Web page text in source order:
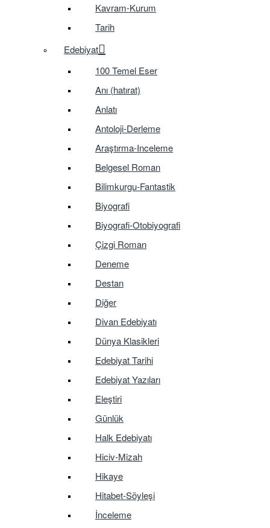
Kavram-Kurum
Tarih
Edebiyat
100 Temel Eser
Anı (hatırat)
Anlatı
Antoloji-Derleme
Araştırma-Inceleme
Belgesel Roman
Bilimkurgu-Fantastik
Biyografi
Biyografi-Otobiyografi
Çizgi Roman
Deneme
Destan
Diğer
Divan Edebiyatı
Dünya Klasikleri
Edebiyat Tarihi
Edebiyat Yazıları
Eleştiri
Günlük
Halk Edebiyatı
Hiciv-Mizah
Hikaye
Hitabet-Söyleşi
İnceleme